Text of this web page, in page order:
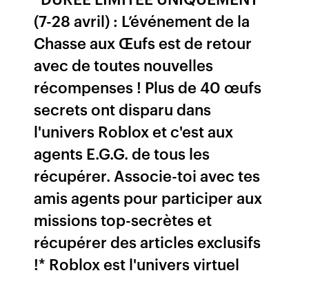
(7-28 avril) : L’événement de la
Chasse aux Œufs est de retour
avec de toutes nouvelles
récompenses ! Plus de 40 œufs
secrets ont disparu dans
l'univers Roblox et c'est aux
agents E.G.G. de tous les
récupérer. Associe-toi avec tes
amis agents pour participer aux
missions top-secrètes et
récupérer des articles exclusifs
!* Roblox est l'univers virtuel